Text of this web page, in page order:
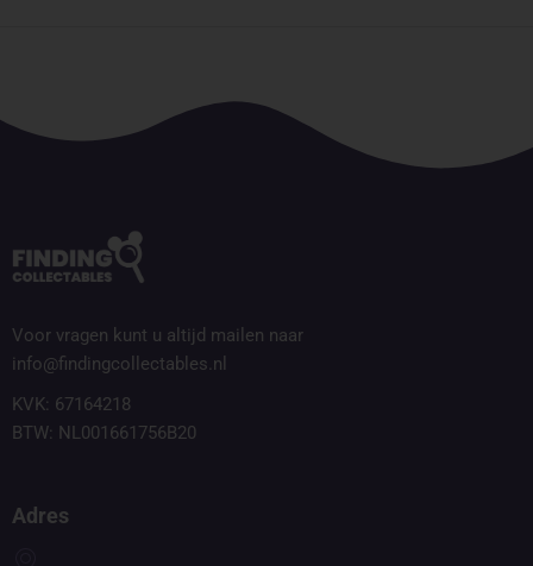
Voor vragen kunt u altijd mailen naar
info@findingcollectables.nl
KVK: 67164218
BTW: NL001661756B20
Adres